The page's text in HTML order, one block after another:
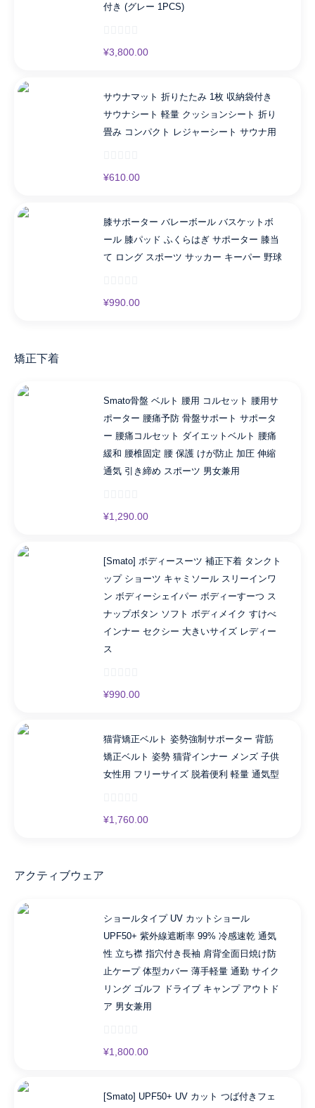
付き (グレー 1PCS)
¥3,800.00
サウナマット 折りたたみ 1枚 収納袋付き
サウナシート 軽量 クッションシート 折り
畳み コンパクト レジャーシート サウナ用
¥610.00
膝サポーター バレーボール バスケットボ
ール 膝パッド ふくらはぎ サポーター 膝当
て ロング スポーツ サッカー キーパー 野球
¥990.00
矯正下着
Smato骨盤 ベルト 腰用 コルセット 腰用サ
ポーター 腰痛予防 骨盤サポート サポータ
ー 腰痛コルセット ダイエットベルト 腰痛
緩和 腰椎固定 腰 保護 けが防止 加圧 伸縮
通気 引き締め スポーツ 男女兼用
¥1,290.00
[Smato] ボディースーツ 補正下着 タンクト
ップ ショーツ キャミソール スリーインワ
ン ボディーシェイパー ボディーすーつ ス
ナップボタン ソフト ボディメイク すけべ
インナー セクシー 大きいサイズ レディー
ス
¥990.00
猫背矯正ベルト 姿勢強制サポーター 背筋
矯正ベルト 姿勢 猫背インナー メンズ 子供
女性用 フリーサイズ 脱着便利 軽量 通気型
¥1,760.00
アクティブウェア
ショールタイプ UV カットショール
UPF50+ 紫外線遮断率 99% 冷感速乾 通気
性 立ち襟 指穴付き長袖 肩背全面日焼け防
止ケープ 体型カバー 薄手軽量 通勤 サイク
リング ゴルフ ドライブ キャンプ アウトド
ア 男女兼用
¥1,800.00
[Smato] UPF50+ UV カット つば付きフェ